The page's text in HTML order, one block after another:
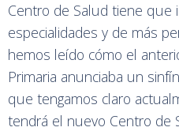
Centro de Salud tiene que
especialidades y de más
hemos leído cómo el
Primaria anunciaba un
que tengamos claro
tendrá el nuevo Centro de